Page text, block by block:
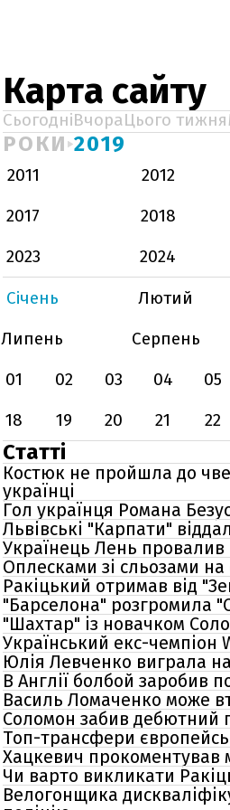
Карта сайту
СьогодніВчораЦього тижня
РОКИ 2019
2011 2012
2017
2018
2023
2024
Січень
Лютий
Липень
Серпень
01
02 03 04 05
18
19 20 21 22
Статті
Костюк не пройшла до
українці
Гол українця Романа
Львівські "Карпати"
Українець Лень провалив
Оплесками зі сльозами
Ракіцький отримав від
"Барселона" розгромила
"Шахтар" із новачком
Український екс-чемпіон
Юлія Левченко виграла
В Англії болбой заробив
Василь Ломаченко може
Соломон забив дебютний
Топ-трансфери
Хацкевич прокоментував
Чи варто викликати
Велогонщика